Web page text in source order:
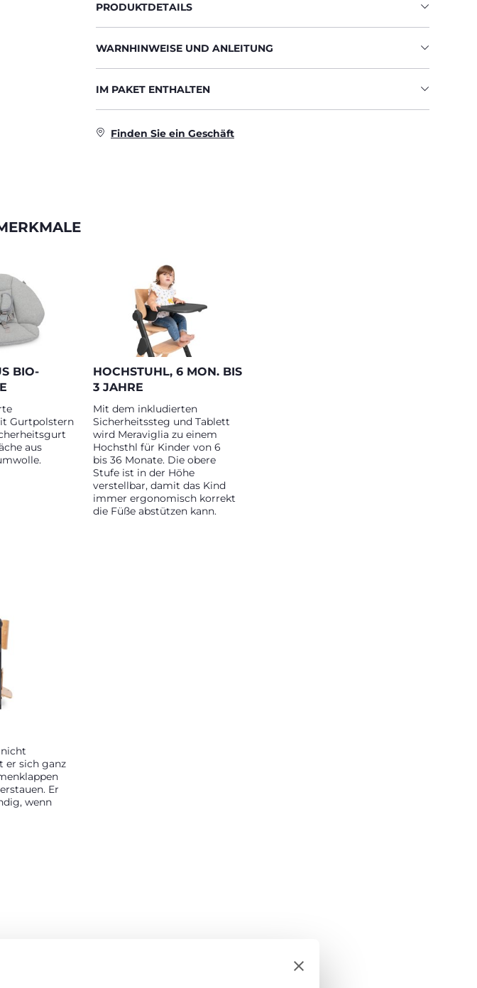
PRODUKTDETAILS
WARNHINWEISE UND ANLEITUNG
IM PAKET ENTHALTEN
Finden Sie ein Geschäft
BIO-
Gurtpolstern
aus
HOCHSTUHL, 6 MON. BIS
3 JAHRE
Mit dem inkludierten
Sicherheitssteg und Tablett
wird Meraviglia zu einem
Hochsthl für Kinder von 6
bis 36 Monate. Die obere
Stufe ist in der Höhe
verstellbar, damit das Kind
immer ergonomisch korrekt
die Füße abstützen kann.
er sich ganz
Er
wenn